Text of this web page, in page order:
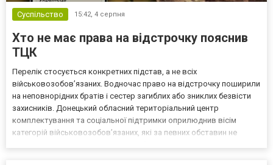
Суспільство 15:42, 4 серпня
Хто не має права на відстрочку пояснив
ТЦК
Перелік стосується конкретних підстав, а не всіх
військовозобов’язаних. Водночас право на відстрочку поширили
на неповнорідних братів і сестер загиблих або зниклих безвісти
захисників. Донецький обласний територіальний центр
комплектування та соціальної підтримки оприлюднив вісім
категорій військовозобов’язаних, які за певних обставин не